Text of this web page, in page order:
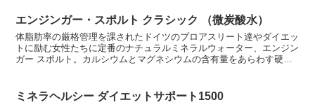
エンジンガー・スポルト クラシック （微炭酸水）
体脂肪率の厳格管理を課されたドイツのプロアスリート達やダイエッ
トに励む女性たちに定番のナチュラルミネラルウォーター、エンジン
ガー スポルト。カルシウムとマグネシウムの含有量をあらわす硬度
ミネラヘルシー ダイエットサポート1500